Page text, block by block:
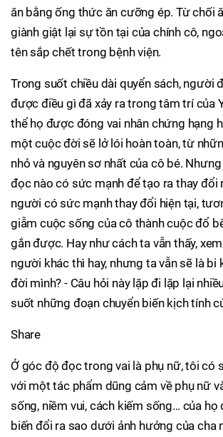
ăn bằng ống thức ăn cưỡng ép. Từ chối
giành giật lại sự tồn tại của chính cô,
tên sắp chết trong bệnh viện.
Trong suốt chiều dài quyển sách, người
được điều gì đã xảy ra trong tâm trí của
thể họ được đóng vai nhân chứng hạng
một cuộc đời sẽ lở lói hoàn toàn, từ
nhỏ và nguyên sơ nhất của cô bé.
đọc nào có sức mạnh để tạo ra thay đổi
người có sức mạnh thay đổi hiện tại,
giẫm cuộc sống của cô thành cuộc đổ
gắn được. Hay như cách ta vẫn thấy,
người khác thì hay, nhưng ta vẫn sẽ là bi
đời mình? - Câu hỏi này lặp đi lặp lại
suốt những đoạn chuyển biến kịch tính
Share
Ở góc độ đọc trong vai là phụ nữ, tôi có
với một tác phẩm dũng cảm về phụ nữ
sống, niềm vui, cách kiếm sống… của họ
biến đổi ra sao dưới ảnh hưởng của cha